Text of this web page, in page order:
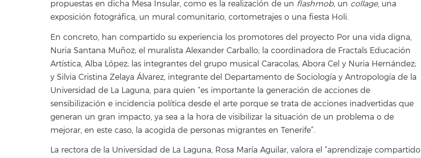
propuestas en dicha Mesa Insular, como es la realización de un flashmob, un collage, una
exposición fotográfica, un mural comunitario, cortometrajes o una fiesta Holi.
En concreto, han compartido su experiencia los promotores del proyecto Por una vida digna,
Nuria Santana Muñoz; el muralista Alexander Carballo; la coordinadora de Fractals Educación
Artística, Alba López; las integrantes del grupo musical Caracolas, Abora Cel y Nuria Hernández;
y Silvia Cristina Zelaya Álvarez, integrante del Departamento de Sociología y Antropología de la
Universidad de La Laguna, para quien “es importante la generación de acciones de
sensibilización e incidencia política desde el arte porque se trata de acciones inadvertidas que
generan un gran impacto, ya sea a la hora de visibilizar la situación de un problema o de
mejorar, en este caso, la acogida de personas migrantes en Tenerife”.
La rectora de la Universidad de La Laguna, Rosa María Aguilar, valora el “aprendizaje compartido